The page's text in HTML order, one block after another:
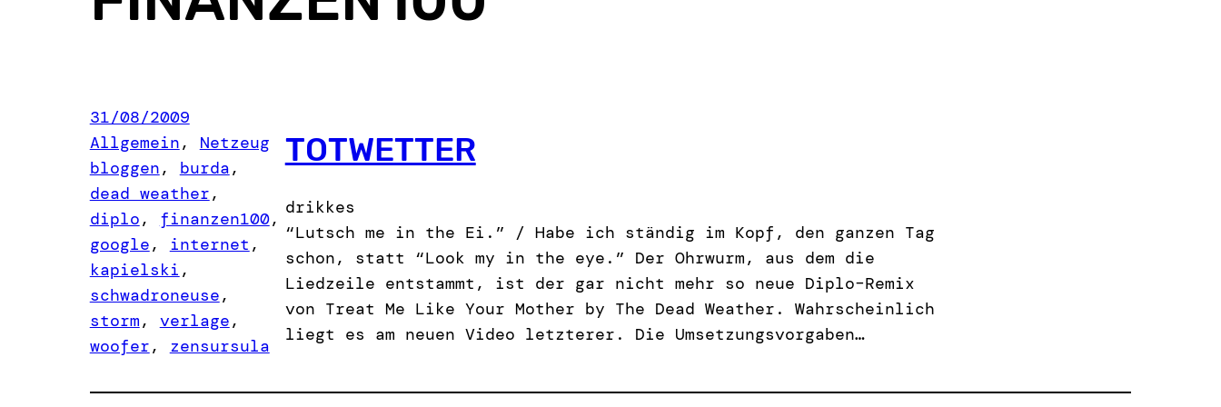
31/08/2009
Allgemein, Netzeug
bloggen, burda
dead weather
diplo, finanzen100
,
google, internet
kapielski
schwadroneuse
storm, verlage
woofer, zensursula
TOTWETTER
drikkes
“Lutsch me in the Ei.” / Habe ich ständig im Kopf, den ganzen Tag
schon, statt “Look my in the eye.” Der Ohrwurm, aus dem die
Liedzeile entstammt, ist der gar nicht mehr so neue Diplo–Remix
von Treat Me Like Your Mother by The Dead Weather. Wahrscheinlich
liegt es am neuen Video letzterer. Die Umsetzungsvorgaben…